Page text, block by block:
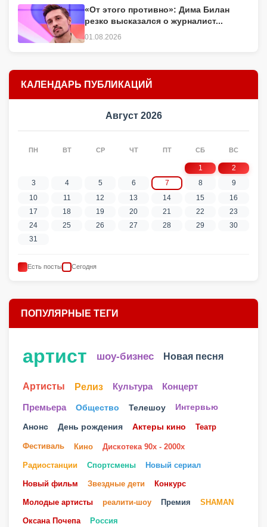
«От этого противно»: Дима Билан
резко высказался о журналист...
01.08.2026
КАЛЕНДАРЬ ПУБЛИКАЦИЙ
Август 2026
ПН ВТ СР ЧТ ПТ СБ ВС
1
2
3
4 5 6 7 8
9
10
11 12 13 14 15
16
17
18 19 20 21 22
23
24
25 26 27 28 29
30
31
Есть посты Сегодня
ПОПУЛЯРНЫЕ ТЕГИ
артист шоу-бизнес Новая песня
Артисты Релиз Культура Концерт
Премьера Общество Телешоу Интервью
Анонс День рождения Актеры кино Театр
Фестиваль Кино Дискотека 90х - 2000х
Радиостанции Спортсмены Новый сериал
Новый фильм Звездные дети Конкурс
Молодые артисты реалити-шоу Премия SHAMAN
Оксана Почепа Россия